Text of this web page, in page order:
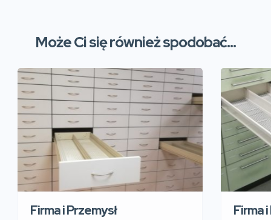
Może Ci się również spodobać...
Firma i Przemysł
Firma